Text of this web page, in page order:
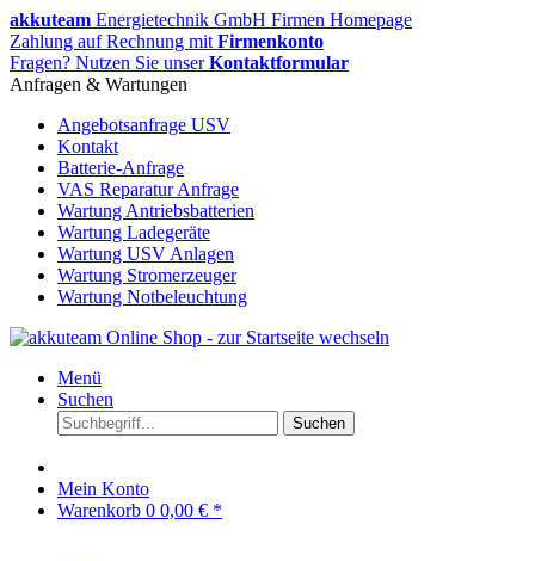
akkuteam Energietechnik GmbH Firmen Homepage
Zahlung auf Rechnung mit Firmenkonto
Fragen? Nutzen Sie unserKontaktformular
Anfragen & Wartungen
Angebotsanfrage USV
Kontakt
Batterie-Anfrage
VAS Reparatur Anfrage
Wartung Antriebsbatterien
Wartung Ladegeräte
Wartung USV Anlagen
Wartung Stromerzeuger
Wartung Notbeleuchtung
Menü
Suchen
Suchen
Mein Konto
Warenkorb 0 0,00 € *